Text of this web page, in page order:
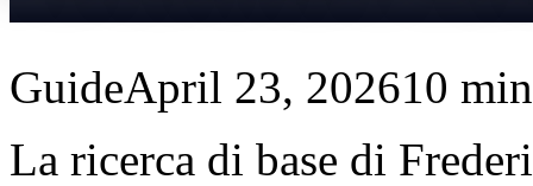
GuideApril 23, 202610
La ricerca di base di